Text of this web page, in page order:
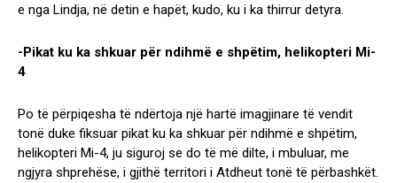
e nga Lindja, në detin e hapët, kudo, ku i ka thirrur detyra.
-Pikat ku ka shkuar për ndihmë e shpëtim, helikopteri Mi-
4
Po të përpiqesha të ndërtoja një hartë imagjinare të vendit
tonë duke fiksuar pikat ku ka shkuar për ndihmë e shpëtim,
helikopteri Mi-4, ju siguroj se do të më dilte, i mbuluar, me
ngjyra shprehëse, i gjithë territori i Atdheut tonë të përbashkët.